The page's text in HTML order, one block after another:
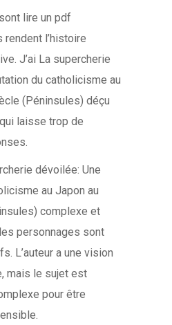
lire un pdf
rendent l’histoire
J’ai La supercherie
du catholicisme au
(Péninsules) déçu
laisse trop de
dévoilée: Une
au Japon au
complexe et
personnages sont
L’auteur a une vision
mais le sujet est
pour être